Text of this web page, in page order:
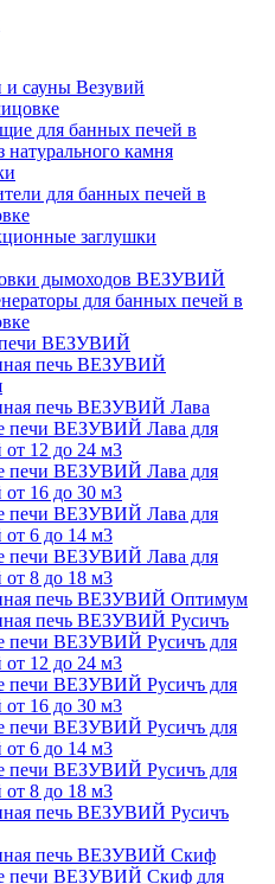
и сауны Везувий
для банных печей в
натурального камня
для банных печей в
заглушки
дымоходов ВЕЗУВИЙ
для банных печей в
печи ВЕЗУВИЙ
печь ВЕЗУВИЙ
печь ВЕЗУВИЙ Лава
печи ВЕЗУВИЙ Лава для
от 12 до 24 м3
печи ВЕЗУВИЙ Лава для
от 16 до 30 м3
печи ВЕЗУВИЙ Лава для
от 6 до 14 м3
печи ВЕЗУВИЙ Лава для
от 8 до 18 м3
печь ВЕЗУВИЙ Оптимум
печь ВЕЗУВИЙ Русичъ
печи ВЕЗУВИЙ Русичъ для
от 12 до 24 м3
печи ВЕЗУВИЙ Русичъ для
от 16 до 30 м3
печи ВЕЗУВИЙ Русичъ для
от 6 до 14 м3
печи ВЕЗУВИЙ Русичъ для
от 8 до 18 м3
печь ВЕЗУВИЙ Русичъ
печь ВЕЗУВИЙ Скиф
печи ВЕЗУВИЙ Скиф для